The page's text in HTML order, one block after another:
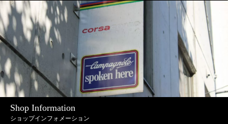
Shop Information
ショップインフォメーション